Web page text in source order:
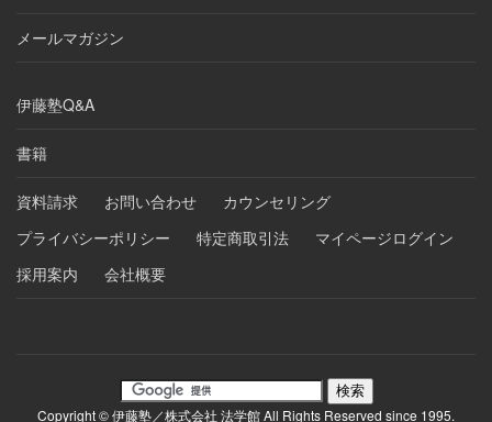
メールマガジン
伊藤塾Q&A
書籍
資料請求 お問い合わせ
カウンセリング
プライバシーポリシー
特定商取引法
マイページログイン
採用案内
会社概要
Copyright © 伊藤塾／株式会社 法学館 All Rights Reserved since 1995.